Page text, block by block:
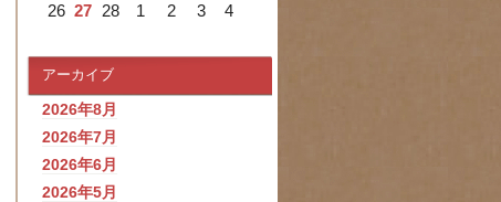
26 27 28 1 2 3 4
アーカイブ
2026年8月
2026年7月
2026年6月
2026年5月